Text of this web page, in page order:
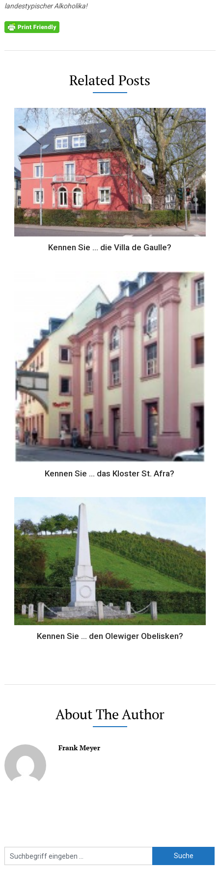
landestypischer Alkoholika!
Related Posts
Kennen Sie … die Villa de Gaulle?
Kennen Sie … das Kloster St. Afra?
Kennen Sie … den Olewiger Obelisken?
About The Author
Frank Meyer